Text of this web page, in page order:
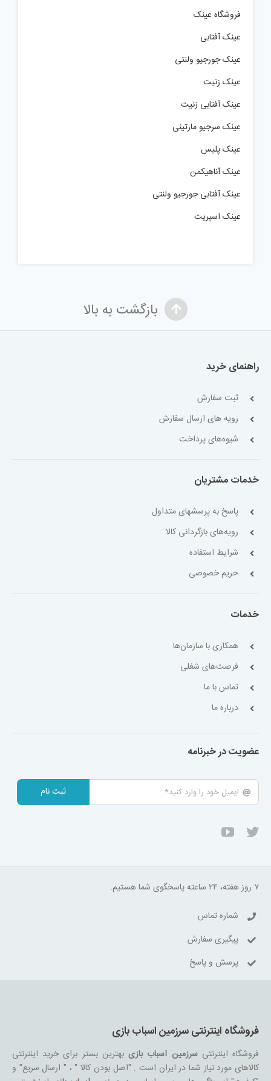
فروشگاه عینک
عینک آفتابی
عینک جورجیو ولنتی
عینک زنیت
عینک آفتابی زنیت
عینک سرجیو مارتینی
عینک پلیس
عینک آناهیکمن
عینک آفتابی جورجیو ولنتی
عینک اسپریت
بازگشت به بالا
راهنمای خرید
ثبت سفارش
رویه های ارسال سفارش
شیوه‌های پرداخت
خدمات مشتریان
پاسخ به پرسشهای متداول
رویه‌های بازگردانی کالا
شرایط استفاده
حریم خصوصی
خدمات
همکاری با سازمان‌ها
فرصت‌های شغلی
تماس با ما
درباره ما
عضویت در خبرنامه
ثبت نام
۷ روز هفته، ۲۴ ساعته پاسخگوی شما هستیم.
شماره تماس
پیگیری سفارش
پرسش و پاسخ
فروشگاه اینترنتی سرزمین اسباب بازی
فروشگاه اینترنتیسرزمین اسباب بازیبهترین بستر برای خرید اینترنتی
کالاهای مورد نیاز شما در ایران است . "اصل بودن کالا " ، " ارسال سریع" و